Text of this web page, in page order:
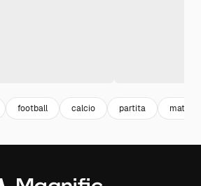
football calcio partita match